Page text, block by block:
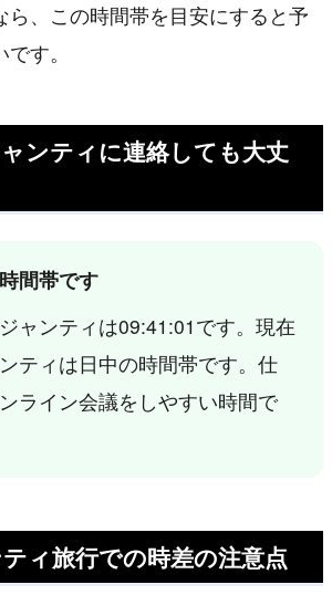
ら、この時間帯を目安にすると予
す。
ンティに連絡しても大丈
間帯です
ャンティは09:41:01です。現在
ティは日中の時間帯です。仕
ライン会議をしやすい時間で
ィ旅行での時差の注意点